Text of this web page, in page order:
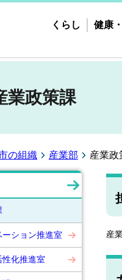
くらし 健康
業政策課
の組織 産業部 産業政
ション推進室
化推進室
産